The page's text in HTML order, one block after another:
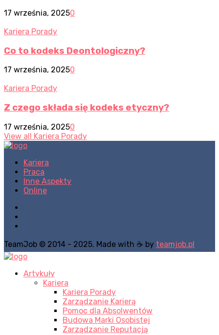
17 września, 20250
Kariera Porady
Co to kodeks Deontologiczny?
17 września, 20250
Kariera Porady
Z czego składa się kodeks etyczny?
17 września, 20250
View all Kariera Porady
Kariera
Praca
Inne Aspekty
Online
TeamJob © 2014 - 2025. Made with ☕ by teamjob.pl
Artykuły
Kariera
Kariera Porady
Zarządzanie Karierą
Pomoc dla Absolwentów
Budowa Marki Osobistej
Zarządzanie Reputacją